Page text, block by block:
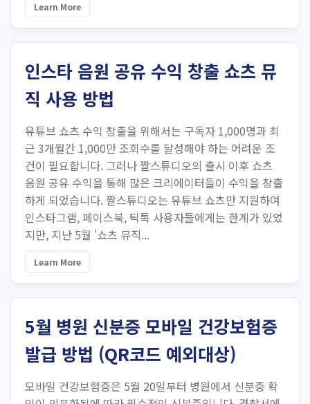
Learn More
인스타 음원 공유 수익 창출 쇼츠 뮤
직 사용 방법
유튜브 쇼츠 수익 창출을 위해서는 구독자 1,000명과 최
근 3개월간 1,000만 조회수를 달성해야 하는 어려운 조
건이 필요합니다. 그러나 짤스튜디오의 출시 이후 쇼츠
음원 공유 수익을 통해 많은 크리에이터들이 수익을 창출
하게 되었습니다. 짤스튜디오는 유튜브 쇼츠만 지원하여
인스타그램, 페이스북, 틱톡 사용자들에게는 한계가 있었
지만, 지난 5월 '쇼츠 뮤직...
Learn More
5월 병원 신분증 모바일 건강보험증
발급 방법 (QR코드 예외대상)
모바일 건강보험증은 5월 20일부터 병원에서 신분증 확